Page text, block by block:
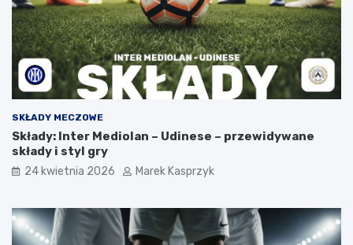
SKŁADY MECZOWE
Składy: Inter Mediolan – Udinese – przewidywane
składy i styl gry
24 kwietnia 2026 Marek Kasprzyk